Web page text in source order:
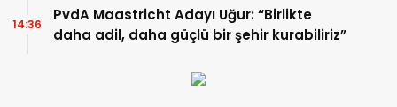
PvdA Maastricht Adayı Uğur: “Birlikte
daha adil, daha güçlü bir şehir kurabiliriz”
14:36